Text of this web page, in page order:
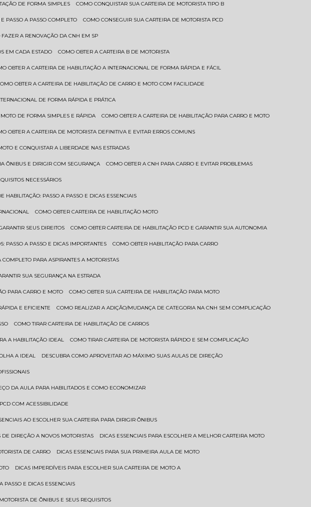
DE FORMA SIMPLES COMO CONQUISTAR SUA CARTEIRA DE MOTORISTA TIPO B
PASSO A PASSO COMPLETO COMO CONSEGUIR SUA CARTEIRA DE MOTORISTA PCD
FAZER A RENOVAÇÃO DA CNH EM SP
EM CADA ESTADO COMO OBTER A CARTEIRA B DE MOTORISTA
OBTER A CARTEIRA DE HABILITAÇÃO A INTERNACIONAL DE FORMA RÁPIDA E FÁCIL
COMO OBTER A CARTEIRA DE HABILITAÇÃO DE CARRO E MOTO COM FACILIDADE
DE FORMA RÁPIDA E PRÁTICA
MOTO DE FORMA SIMPLES E RÁPIDA COMO OBTER A CARTEIRA DE HABILITAÇÃO PARA CARRO E MOTO
OBTER A CARTEIRA DE MOTORISTA DEFINITIVA E EVITAR ERROS COMUNS
E CONQUISTAR A LIBERDADE NAS ESTRADAS
ÔNIBUS E DIRIGIR COM SEGURANÇA COMO OBTER A CNH PARA CARRO E EVITAR PROBLEMAS
NECESSÁRIOS
HABILITAÇÃO: PASSO A PASSO E DICAS ESSENCIAIS
COMO OBTER CARTEIRA DE HABILITAÇÃO MOTO
SEUS DIREITOS COMO OBTER CARTEIRA DE HABILITAÇÃO PCD E GARANTIR SUA AUTONOMIA
PASSO A PASSO E DICAS IMPORTANTES COMO OBTER HABILITAÇÃO PARA CARRO
PARA ASPIRANTES A MOTORISTAS
SUA SEGURANÇA NA ESTRADA
PARA CARRO E MOTO COMO OBTER SUA CARTEIRA DE HABILITAÇÃO PARA MOTO
E EFICIENTE COMO REALIZAR A ADIÇÃO/MUDANÇA DE CATEGORIA NA CNH SEM COMPLICAÇÃO
COMO TIRAR CARTEIRA DE HABILITAÇÃO DE CARROS
A HABILITAÇÃO IDEAL COMO TIRAR CARTEIRA DE MOTORISTA RÁPIDO E SEM COMPLICAÇÃO
A IDEAL DESCUBRA COMO APROVEITAR AO MÁXIMO SUAS AULAS DE DIREÇÃO
DA AULA PARA HABILITADOS E COMO ECONOMIZAR
COM ACESSIBILIDADE
AO ESCOLHER SUA CARTEIRA PARA DIRIGIR ÔNIBUS
DE DIREÇÃO A NOVOS MOTORISTAS DICAS ESSENCIAIS PARA ESCOLHER A MELHOR CARTEIRA MOTO
DE CARRO DICAS ESSENCIAIS PARA SUA PRIMEIRA AULA DE MOTO
DICAS IMPERDÍVEIS PARA ESCOLHER SUA CARTEIRA DE MOTO A
PASSO E DICAS ESSENCIAIS
DE ÔNIBUS E SEUS REQUISITOS